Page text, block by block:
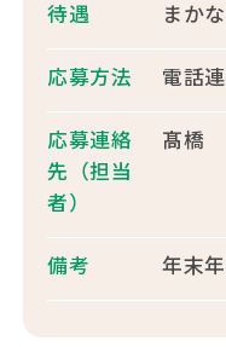
待遇 まか
応募方法 電話
応募連絡
先 （担当
者）
髙橋
備考 年末